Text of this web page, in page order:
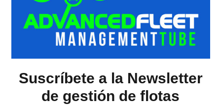
Suscríbete a la Newsletter
de gestión de flotas